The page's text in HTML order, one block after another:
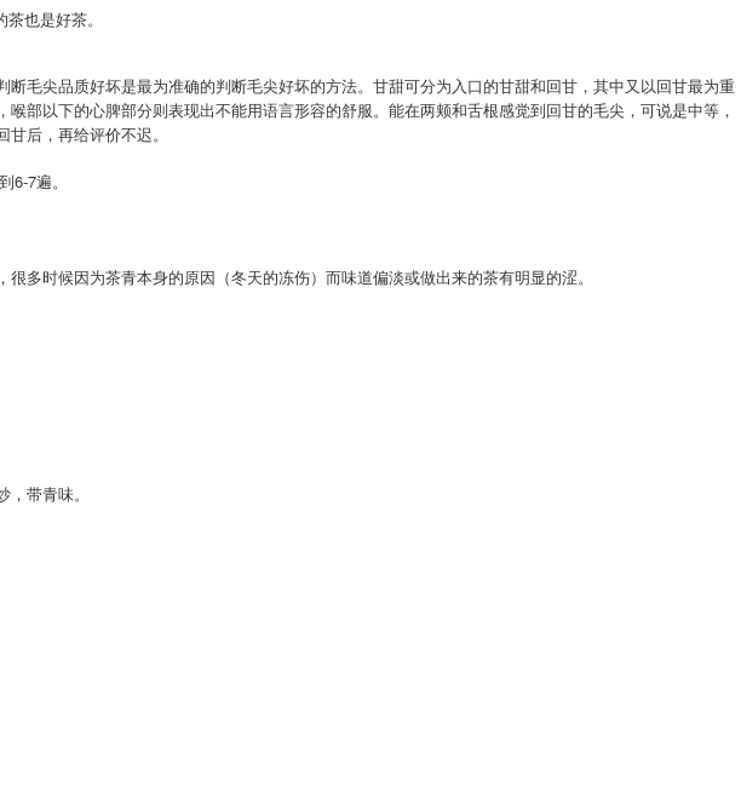
也是好茶。
毛尖品质好坏是最为准确的判断毛尖好坏的方法。甘甜可分为入口的甘甜和回甘，其中又以回甘最为重
部以下的心脾部分则表现出不能用语言形容的舒服。能在两颊和舌根感觉到回甘的毛尖，可说是中等，
后，再给评价不迟。
7遍。
多时候因为茶青本身的原因（冬天的冻伤）而味道偏淡或做出来的茶有明显的涩。
带青味。